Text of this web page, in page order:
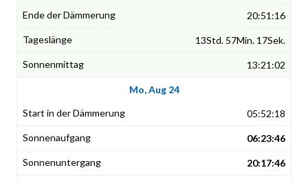
20:51:16
13Std. 57Min. 17Sek.
13:21:02
Mo, Aug 24
05:52:18
06:23:46
20:17:46